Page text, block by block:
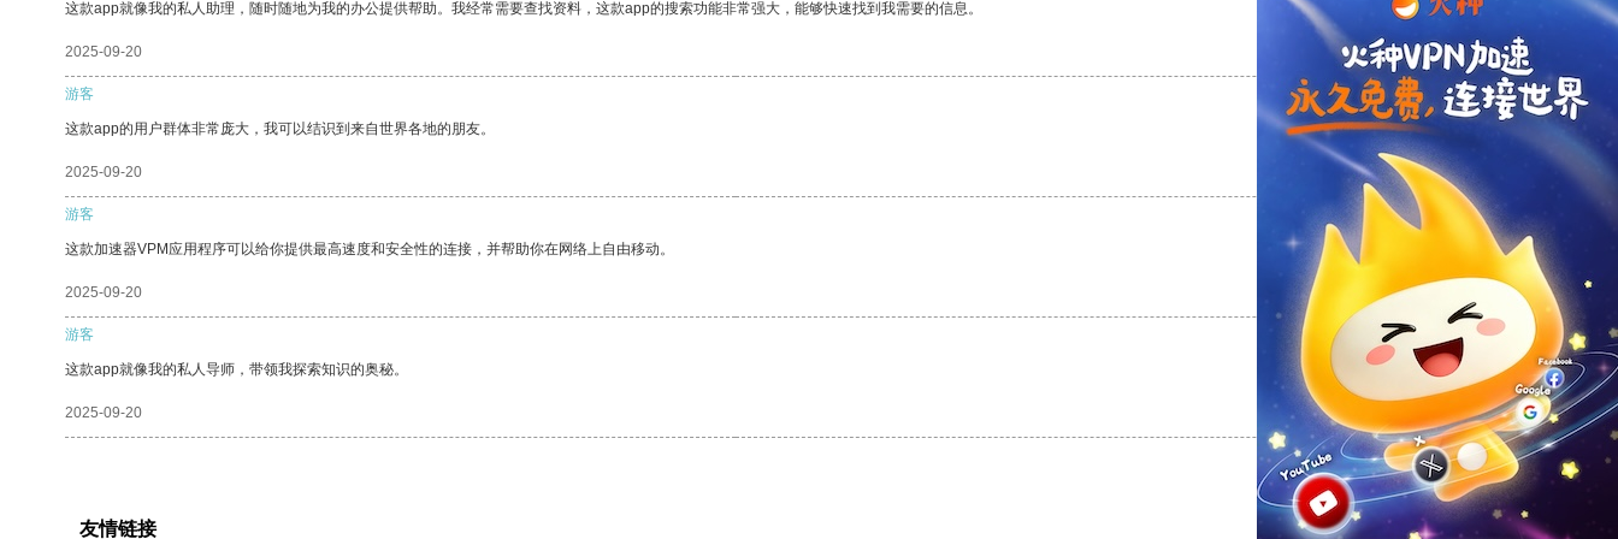
这款app就像我的私人助理，随时随地为我的办公提供帮助。我经常需要查找资料，这款app的搜索功能非常强大，能够快速找到我需要的信息。
2025-09-20 支持[0] 反对
游客
这款app的用户群体非常庞大，我可以结识到来自世界各地的朋友。
2025-09-20 支持
游客
这款加速器VPM应用程序可以给你提供最高速度和安全性的连接，并帮助你在网络上自由移动。
2025-09-20 反对 [0]
游客
这款app就像我的私人导师，带领我探索知识的奥秘。
2025-09-20 支持[0] 反对[0]
友情链接